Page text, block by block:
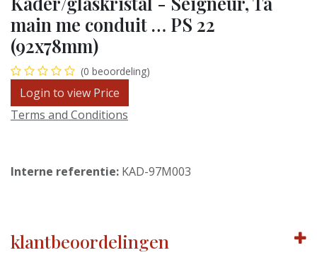
main me conduit … PS 22
(92x78mm)
(0 beoordeling)
Login to view Price
Terms and Conditions
Interne referentie: KAD-97M003
klantbeoordelingen